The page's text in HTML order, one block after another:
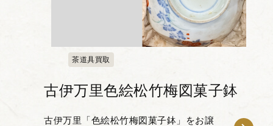
茶道具買取
古伊万里色絵松竹梅図菓子鉢
古伊万里「色絵松竹梅図菓子鉢」をお譲